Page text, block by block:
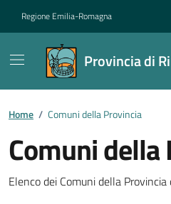
Regione Emilia-Romagna
Provincia di
Contenuti in
Home / Comuni della Provincia
Comuni della
Dettagli della
Elenco dei Comuni della Provincia